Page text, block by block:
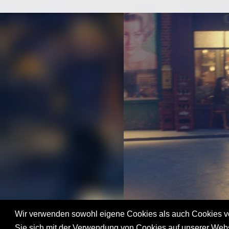
Wir verwenden sowohl eigene Cookies als auch Cookies